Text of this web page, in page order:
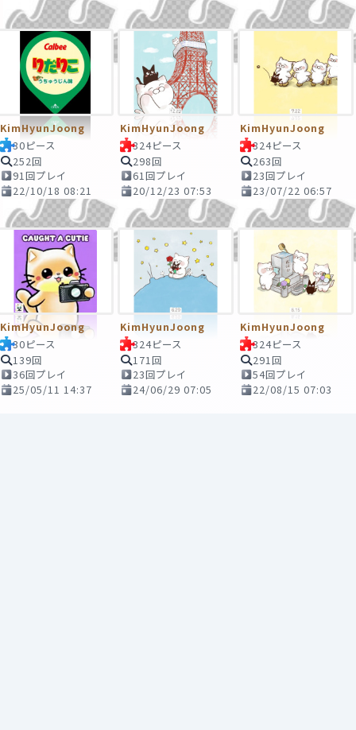
KimHyunJoong
30ピース
252回
91回プレイ
22/10/18 08:21
KimHyunJoong
324ピース
298回
61回プレイ
20/12/23 07:53
KimHyunJoong
324ピース
263回
23回プレイ
23/07/22 06:57
KimHyunJoong
30ピース
139回
36回プレイ
25/05/11 14:37
KimHyunJoong
324ピース
171回
23回プレイ
24/06/29 07:05
KimHyunJoong
324ピース
291回
54回プレイ
22/08/15 07:03